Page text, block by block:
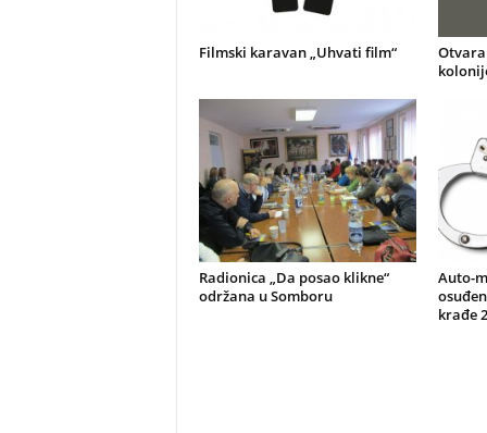
Filmski karavan „Uhvati film“
Radionica „Da posao klikne“
održana u Somboru
Auto-
krađe